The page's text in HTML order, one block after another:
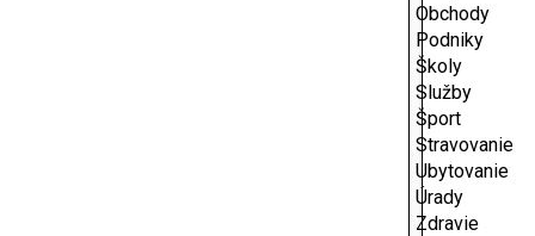
Obchody
Podniky
Školy
Služby
Šport
Stravovanie
Ubytovanie
Úrady
Zdravie